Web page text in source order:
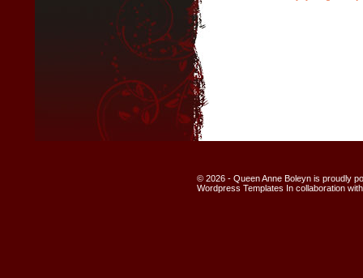
© 2026 - Queen Anne Boleyn is proudly
Wordpress Templates In collaboration